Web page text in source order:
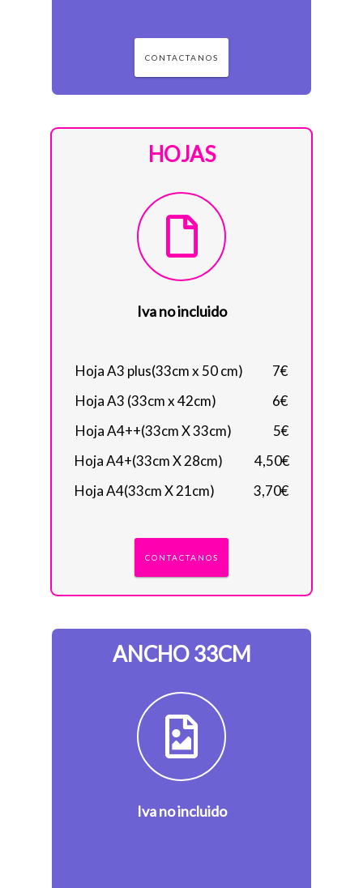
CONTACTANOS
HOJAS
Iva no incluido
Hoja A3 plus(33cm x 50 cm)‎ ‎ ‎ ‎ ‎ ‎ ‎ ‎ ‎ ‎ ‎ ‎ 7€
Hoja A3 (33cm x 42cm)‎ ‎ ‎ ‎ ‎ ‎ ‎ ‎ ‎ ‎ ‎ ‎ ‎ ‎ ‎ ‎ ‎ ‎ ‎ ‎ ‎ ‎ ‎ 6€
Hoja A4++(33cm X 33cm)‎ ‎ ‎ ‎ ‎ ‎ ‎ ‎ ‎ ‎ ‎ ‎ ‎ ‎ ‎ ‎ ‎ ‎5€
Hoja A4+(33cm X 28cm)‎ ‎ ‎ ‎ ‎ ‎ ‎ ‎ ‎ ‎ ‎ ‎ ‎ ‎4,50€
Hoja A4(33cm X 21cm)‎ ‎ ‎ ‎ ‎ ‎ ‎ ‎ ‎ ‎ ‎ ‎ ‎ ‎ ‎ ‎ ‎3,70€
CONTACTANOS
ANCHO 33CM
Iva no incluido